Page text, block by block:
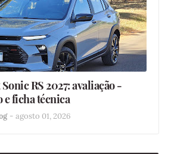
RS 2027: avaliação -
e ficha técnica
- agosto 01, 2026